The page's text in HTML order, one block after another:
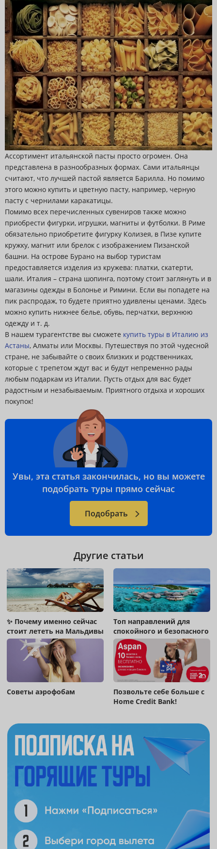
Ассортимент итальянской пасты просто огромен. Она
представлена в разнообразных формах. Сами итальянцы
считают, что лучшей пастой является Барилла. Но помимо
этого можно купить и цветную пасту, например, черную
пасту с чернилами каракатицы.
Помимо всех перечисленных сувениров также можно
приобрести фигурки, игрушки, магниты и футболки. В Риме
обязательно приобретите фигурку Колизея, в Пизе купите
кружку, магнит или брелок с изображением Пизанской
башни. На острове Бурано на выбор туристам
предоставляется изделия из кружева: платки, скатерти,
шали. Италия – страна шопинга, поэтому стоит заглянуть и в
магазины одежды в Болонье и Римини. Если вы попадете на
пик распродаж, то будете приятно удивлены ценами. Здесь
можно купить нижнее белье, обувь, перчатки, верхнюю
одежду и т. д.
В нашем турагентстве вы сможете купить туры в Италию из
Астаны, Алматы или Москвы. Путешествуя по этой чудесной
стране, не забывайте о своих близких и родственниках,
которые с трепетом ждут вас и будут непременно рады
любым подаркам из Италии. Пусть отдых для вас будет
радостным и незабываемым. Приятного отдыха и хороших
покупок!
Увы, эта статья закончилась, но вы можете
подобрать туры прямо сейчас
Подобрать
Другие статьи
✨ Почему именно сейчас
стоит лететь на Мальдивы
Топ направлений для
спокойного и безопасного
отдыха !
Советы аэрофобам
Позвольте себе больше с
Home Credit Bank!